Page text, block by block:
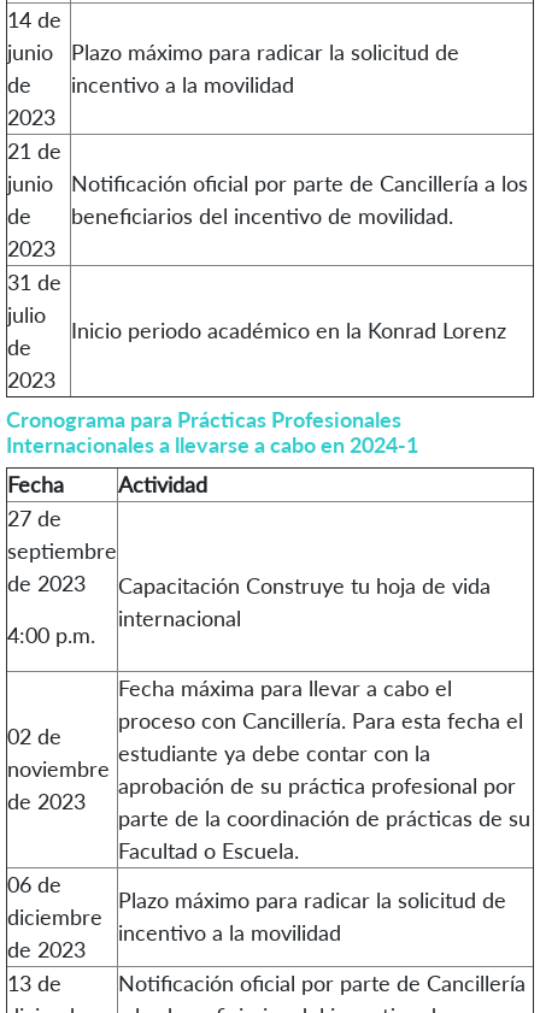
14 de
junio
de
2023
Plazo máximo para radicar la solicitud de
incentivo a la movilidad
21 de
junio
de
2023
Notificación oficial por parte de Cancillería a los
beneficiarios del incentivo de movilidad.
31 de
julio
de
2023
Inicio periodo académico en la Konrad Lorenz
Cronograma para Prácticas Profesionales
Internacionales a llevarse a cabo en 2024-1
Fecha
Actividad
27 de
septiembre
de 2023
4:00 p.m.
Capacitación Construye tu hoja de vida
internacional
02 de
noviembre
de 2023
Fecha máxima para llevar a cabo el
proceso con Cancillería. Para esta fecha el
estudiante ya debe contar con la
aprobación de su práctica profesional por
parte de la coordinación de prácticas de su
Facultad o Escuela.
06 de
diciembre
de 2023
Plazo máximo para radicar la solicitud de
incentivo a la movilidad
13 de
Notificación oficial por parte de Cancillería